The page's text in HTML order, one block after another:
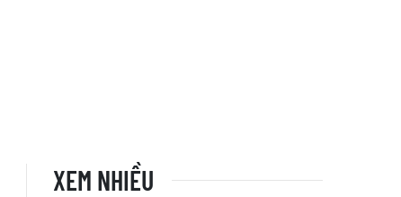
XEM NHIỀU